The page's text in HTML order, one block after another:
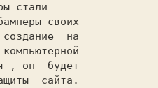
стали
своих
создание  на
, он  будет
сайта.